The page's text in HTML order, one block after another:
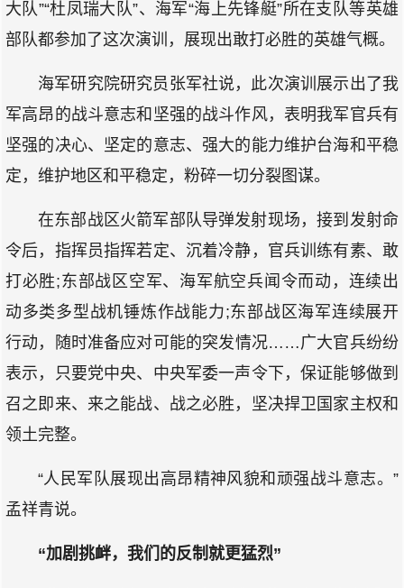
大队”“杜凤瑞大队”、海军“海上先锋艇”所在支队等英雄
部队都参加了这次演训，展现出敢打必胜的英雄气概。
海军研究院研究员张军社说，此次演训展示出了我
军高昂的战斗意志和坚强的战斗作风，表明我军官兵有
坚强的决心、坚定的意志、强大的能力维护台海和平稳
定，维护地区和平稳定，粉碎一切分裂图谋。
在东部战区火箭军部队导弹发射现场，接到发射命
令后，指挥员指挥若定、沉着冷静，官兵训练有素、敢
打必胜;东部战区空军、海军航空兵闻令而动，连续出
动多类多型战机锤炼作战能力;东部战区海军连续展开
行动，随时准备应对可能的突发情况……广大官兵纷纷
表示，只要党中央、中央军委一声令下，保证能够做到
召之即来、来之能战、战之必胜，坚决捍卫国家主权和
领土完整。
“人民军队展现出高昂精神风貌和顽强战斗意志。”
孟祥青说。
“加剧挑衅，我们的反制就更猛烈”